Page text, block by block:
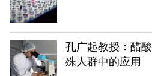
孔广起教授：醋
殊人群中的应用